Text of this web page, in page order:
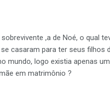
,a de Noé, o qual
casaram para ter seus filhos
mundo, logo existia apenas
em matrimônio ?